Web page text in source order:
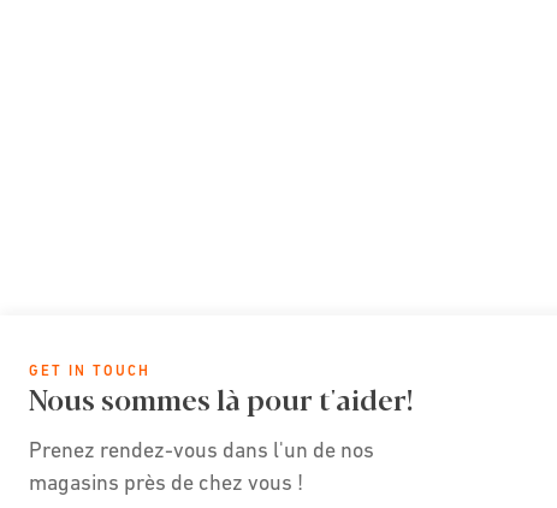
GET IN TOUCH
Nous sommes là pour t'aider!
Prenez rendez-vous dans l'un de nos
magasins près de chez vous !